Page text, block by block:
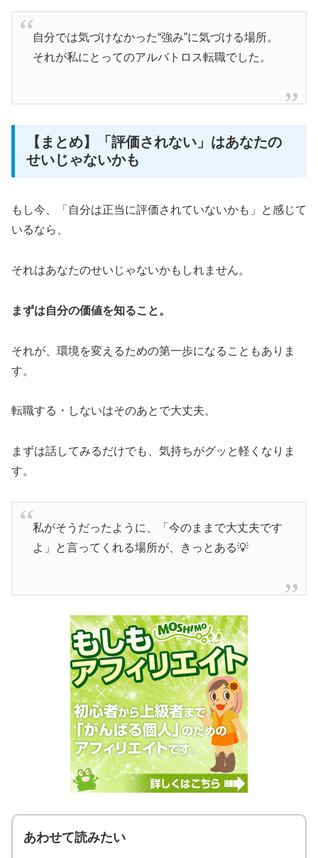
自分では気づけなかった“強み”に気づける場所。
それが私にとってのアルバトロス転職でした。
【まとめ】「評価されない」はあなたの
せいじゃないかも
もし今、「自分は正当に評価されていないかも」と感じて
いるなら、
それはあなたのせいじゃないかもしれません。
まずは自分の価値を知ること。
それが、環境を変えるための第一歩になることもありま
す。
転職する・しないはそのあとで大丈夫。
まずは話してみるだけでも、気持ちがグッと軽くなりま
す。
私がそうだったように、「今のままで大丈夫です
よ」と言ってくれる場所が、きっとある💡
あわせて読みたい